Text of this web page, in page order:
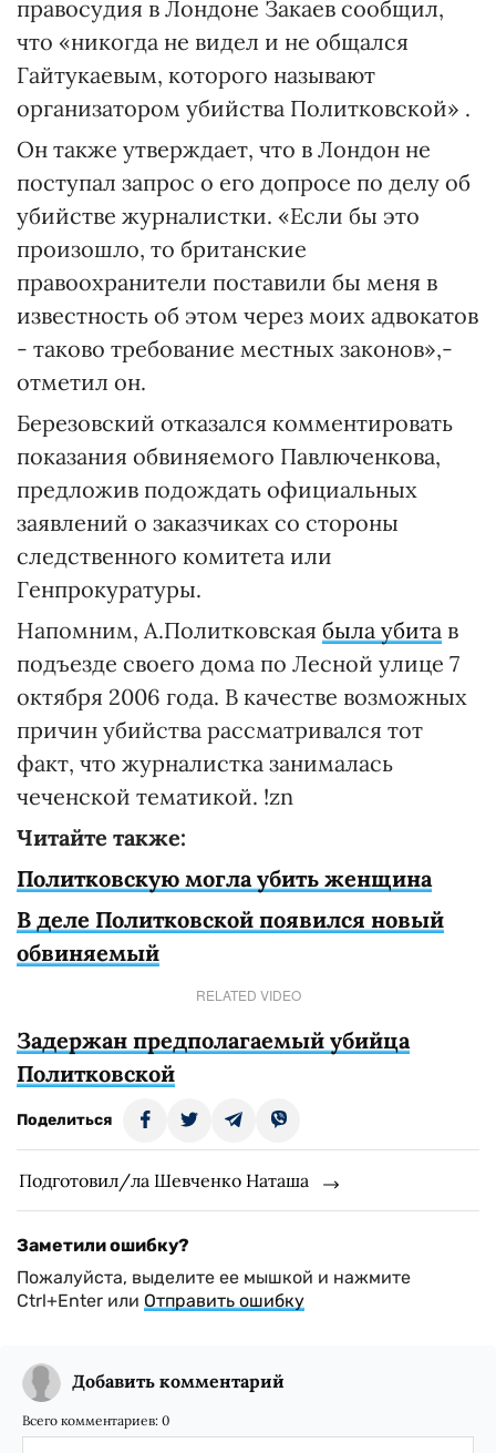
правосудия в Лондоне Закаев сообщил,
что «никогда не видел и не общался
Гайтукаевым, которого называют
организатором убийства Политковской» .
Он также утверждает, что в Лондон не
поступал запрос о его допросе по делу об
убийстве журналистки. «Если бы это
произошло, то британские
правоохранители поставили бы меня в
известность об этом через моих адвокатов
- таково требование местных законов»,-
отметил он.
Березовский отказался комментировать
показания обвиняемого Павлюченкова,
предложив подождать официальных
заявлений о заказчиках со стороны
следственного комитета или
Генпрокуратуры.
Напомним, А.Политковская была убита в
подъезде своего дома по Лесной улице 7
октября 2006 года. В качестве возможных
причин убийства рассматривался тот
факт, что журналистка занималась
чеченской тематикой. !zn
Читайте также:
Политковскую могла убить женщина
В деле Политковской появился новый
обвиняемый
RELATED VIDEO
Задержан предполагаемый убийца
Политковской
Поделиться
Подготовил/ла Шевченко Наташа
Заметили ошибку?
Пожалуйста, выделите ее мышкой и нажмите
Ctrl+Enter или Отправить ошибку
Добавить комментарий
Всего комментариев: 0